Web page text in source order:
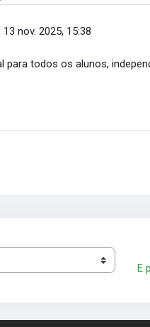
nov. 2025, 15:38
todos os alunos,
E